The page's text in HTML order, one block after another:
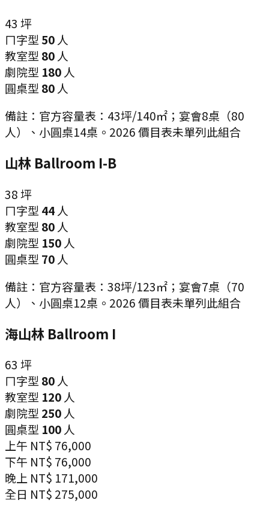
43 坪
ㄇ字型 50 人
教室型 80 人
劇院型 180 人
圓桌型 80 人
備註： 官方容量表：43坪/140㎡；宴會8桌（80
人）、小圓桌14桌。2026 價目表未單列此組合
山林 Ballroom I-B
38坪
ㄇ字型 44 人
教室型 80 人
劇院型 150 人
圓桌型 70 人
備註： 官方容量表：38坪/123㎡；宴會7桌（70
人）、小圓桌12桌。2026 價目表未單列此組合
海山林 Ballroom I
63 坪
ㄇ字型 80 人
教室型 120 人
劇院型 250 人
圓桌型 100 人
上午 NT$ 76,000
下午 NT$ 76,000
晚上 NT$ 171,000
全日 NT$ 275,000